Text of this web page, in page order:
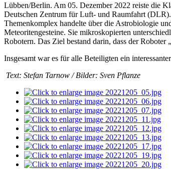
Lübben/Berlin. Am 05. Dezember 2022 reiste die
Deutschen Zentrum für Luft- und Raumfahrt
Themenkomplex handelte über die Astrobiologie
Meteoritengesteine. Sie mikroskopierten
Robotern. Das Ziel bestand darin, dass der
Insgesamt war es für alle Beteiligten ein
Text: Stefan Tarnow / Bilder: Sven Pflanze